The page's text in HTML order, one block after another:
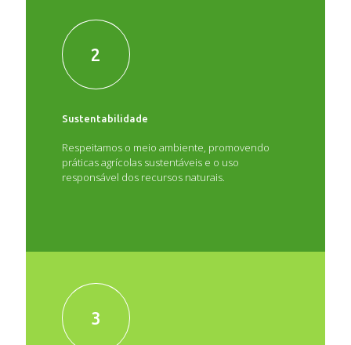
2
Sustentabilidade
Respeitamos o meio ambiente, promovendo
práticas agrícolas sustentáveis e o uso
responsável dos recursos naturais.
3